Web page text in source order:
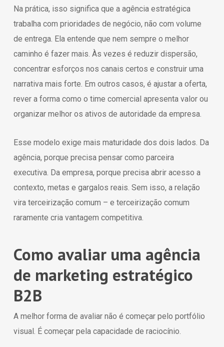
Na prática, isso significa que a agência estratégica
trabalha com prioridades de negócio, não com volume
de entrega. Ela entende que nem sempre o melhor
caminho é fazer mais. Às vezes é reduzir dispersão,
concentrar esforços nos canais certos e construir uma
narrativa mais forte. Em outros casos, é ajustar a oferta,
rever a forma como o time comercial apresenta valor ou
organizar melhor os ativos de autoridade da empresa.
Esse modelo exige mais maturidade dos dois lados. Da
agência, porque precisa pensar como parceira
executiva. Da empresa, porque precisa abrir acesso a
contexto, metas e gargalos reais. Sem isso, a relação
vira terceirização comum – e terceirização comum
raramente cria vantagem competitiva.
Como avaliar uma agência
de marketing estratégico
B2B
A melhor forma de avaliar não é começar pelo portfólio
visual. É começar pela capacidade de raciocínio.